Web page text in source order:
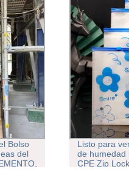
Bolso
del
Listo para
de humedad
CPE Zip